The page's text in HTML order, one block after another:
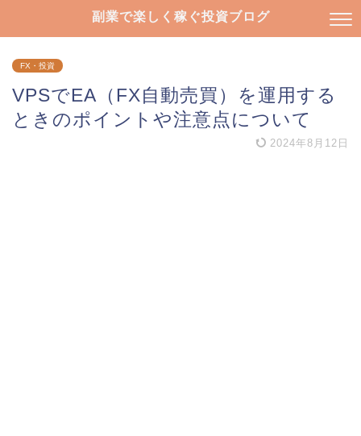
副業で楽しく稼ぐ投資ブログ
FX・投資
VPSでEA（FX自動売買）を運用する
ときのポイントや注意点について
2024年8月12日